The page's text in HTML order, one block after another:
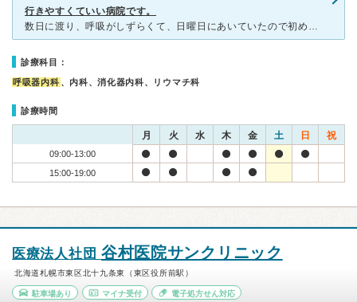
行きやすくていい病院です。
数日に渡り、呼吸がしずらくて、日曜日にあいていたので初めて受診したのがきっかけです。 病院はマックスバリューの二階にあるので、駐車場が共有で使えます。 公共交通機関なら市電の駅からも近いです。
診療科目：
呼吸器内科 、内科、消化器内科、リウマチ科
診療時間
月 火 水 木 金 土 日 祝
09:00-13:00
15:00-19:00
医療法人社団 谷村医院サンクリニック
北海道札幌市東区北十九条東（東区役所前駅）
駐車場あり マイナ受付 電子処方せん対応